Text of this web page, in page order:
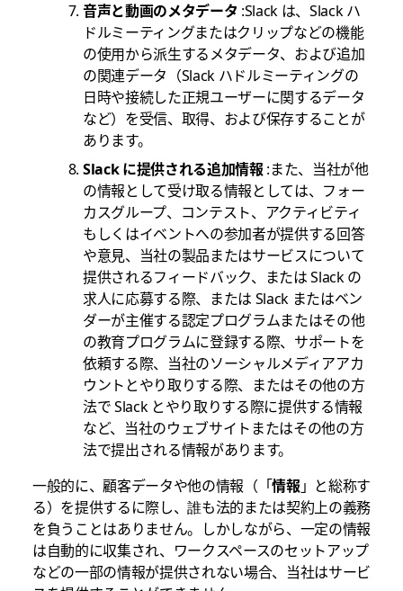
音声と動画のメタデータ :Slack は、Slack ハ
ドルミーティングまたはクリップなどの機能
の使用から派生するメタデータ、および追加
の関連データ（Slack ハドルミーティングの
日時や接続した正規ユーザーに関するデータ
など）を受信、取得、および保存することが
あります。
Slack に提供される追加情報 :また、当社が他
の情報として受け取る情報としては、フォー
カスグループ、コンテスト、アクティビティ
もしくはイベントへの参加者が提供する回答
や意見、当社の製品またはサービスについて
提供されるフィードバック、または Slack の
求人に応募する際、または Slack またはベン
ダーが主催する認定プログラムまたはその他
の教育プログラムに登録する際、サポートを
依頼する際、当社のソーシャルメディアアカ
ウントとやり取りする際、またはその他の方
法で Slack とやり取りする際に提供する情報
など、当社のウェブサイトまたはその他の方
法で提出される情報があります。
一般的に、顧客データや他の情報（「情報 」と総称す
る）を提供するに際し、誰も法的または契約上の義務
を負うことはありません。しかしながら、一定の情報
は自動的に収集され、ワークスペースのセットアップ
などの一部の情報が提供されない場合、当社はサービ